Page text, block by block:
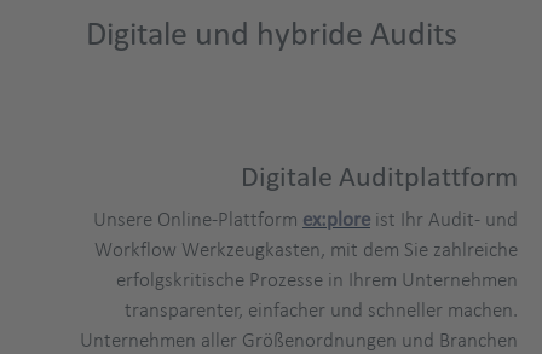
Digitale und hybride Audits
Digitale Auditplattform
Unsere Online-Plattform ex:plore ist Ihr Audit- und
Workflow Werkzeugkasten, mit dem Sie zahlreiche
erfolgskritische Prozesse in Ihrem Unternehmen
transparenter, einfacher und schneller machen.
Unternehmen aller Größenordnungen und Branchen